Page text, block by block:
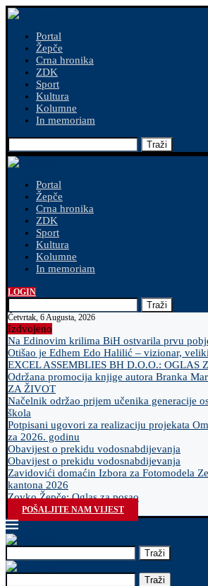
Portal
Žepče
Crna hronika
ZDK
Sport
Kultura
Kolumne
In memoriam
Traži
Portal
Žepče
Crna hronika
ZDK
Sport
Kultura
Kolumne
In memoriam
LOGIN
Traži
Četvrtak, 6 Augusta, 2026
Izdvojeno
Na Edinovim krilima BiH ostvarila prvu
Otišao je Edhem Edo Halilić – vizionar,
EXCEL ASSEMBLIES BH D.O.O.: OGLAS
Održana promocija knjige autora Branka
ZA ŽIVOT
Načelnik održao prijem učenika generacije
škola
Potpisani ugovori za realizaciju projekata
za 2026. godinu
Obavijest o prekidu vodosnabdijevanja
Obavijest o prekidu vodosnabdijevanja
Zavidovići domaćin Izbora za Fotomodela
kantona 2026
Zovko Žepče: Oglas za posao
POŠALJITE NAM VIJEST
Traži
Traži